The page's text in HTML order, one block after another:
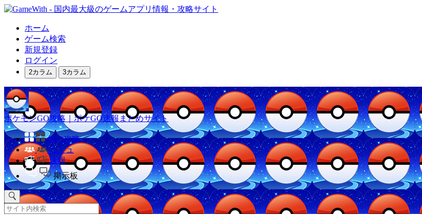
ホーム
ゲーム検索
新規登録
ログイン
2カラム 3カラム
ポケモンGO攻略｜ポケGO速報まとめサイト
他の攻略
コミュ
速報
掲示板